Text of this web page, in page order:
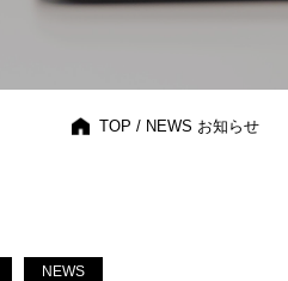
TOP / NEWS お知らせ
NEWS